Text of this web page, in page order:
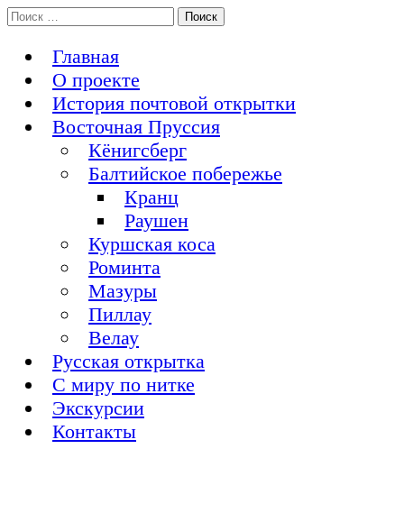
Перейти
к
История Восточной Пруссии в почтовых открытках и не
Поиск:
Главная
О проекте
История почтовой открытки
Восточная Пруссия
Кёнигсберг
Балтийское побережье
Кранц
Раушен
Куршская коса
Роминта
Мазуры
Пиллау
Велау
Русская открытка
С миру по нитке
Экскурсии
Контакты